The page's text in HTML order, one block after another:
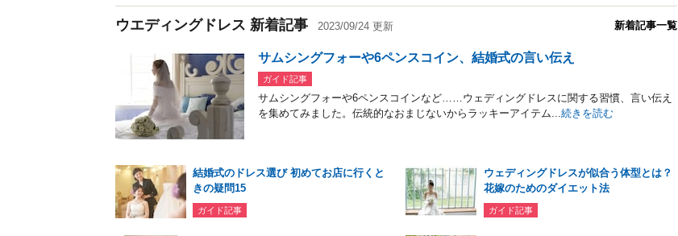
ウエディングドレス 新着記事 2023/09/24 更新 新着記事一覧
サムシングフォーや6ペンスコイン、結婚式の言い伝え
ガイド記事
サムシングフォーや6ペンスコインなど……ウェディングドレスに関する習慣、言い伝え
を集めてみました。伝統的なおまじないからラッキーアイテム...続きを読む
結婚式のドレス選び 初めてお店に行くと
きの疑問15
ガイド記事
ウェディングドレスが似合う体型とは？
花嫁のためのダイエット法
ガイド記事